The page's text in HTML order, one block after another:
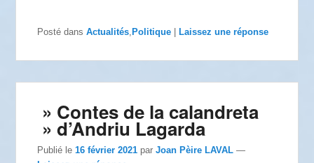
Posté dans Actualités Politique Laissez une réponse
» Contes de la calandreta
» d’Andriu Lagarda
Publié le16 février 2021 parJoan Pèire LAVAL —